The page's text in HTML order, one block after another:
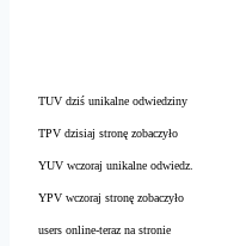
TUV dziś unikalne odwiedziny
TPV dzisiaj stronę zobaczyło
YUV wczoraj unikalne odwiedz.
YPV wczoraj stronę zobaczyło
users online-teraz na stronie